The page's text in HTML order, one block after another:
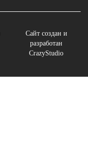
Сайт создан и
разработан
CrazyStudio